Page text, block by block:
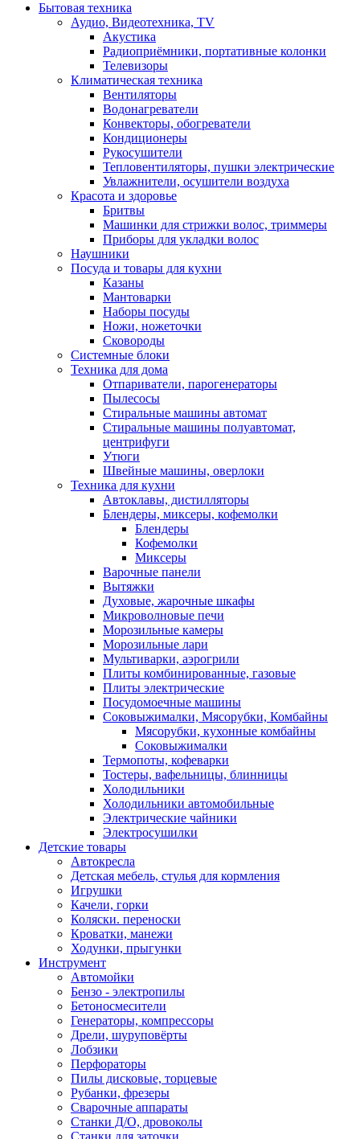
Бытовая техника
Аудио, Видеотехника, TV
Акустика
Радиоприёмники, портативные колонки
Телевизоры
Климатическая техника
Вентиляторы
Водонагреватели
Конвекторы, обогреватели
Кондиционеры
Рукосушители
Тепловентиляторы, пушки электрические
Увлажнители, осушители воздуха
Красота и здоровье
Бритвы
Машинки для стрижки волос, триммеры
Приборы для укладки волос
Наушники
Посуда и товары для кухни
Казаны
Мантоварки
Наборы посуды
Ножи, ножеточки
Сковороды
Системные блоки
Техника для дома
Отпариватели, парогенераторы
Пылесосы
Стиральные машины автомат
Стиральные машины полуавтомат,
центрифуги
Утюги
Швейные машины, оверлоки
Техника для кухни
Автоклавы, дистилляторы
Блендеры, миксеры, кофемолки
Блендеры
Кофемолки
Миксеры
Варочные панели
Вытяжки
Духовые, жарочные шкафы
Микроволновые печи
Морозильные камеры
Морозильные лари
Мультиварки, аэрогрили
Плиты комбинированные, газовые
Плиты электрические
Посудомоечные машины
Соковыжималки, Мясорубки, Комбайны
Мясорубки, кухонные комбайны
Соковыжималки
Термопоты, кофеварки
Тостеры, вафельницы, блинницы
Холодильники
Холодильники автомобильные
Электрические чайники
Электросушилки
Детские товары
Автокресла
Детская мебель, стулья для кормления
Игрушки
Качели, горки
Коляски. переноски
Кроватки, манежи
Ходунки, прыгунки
Инструмент
Автомойки
Бензо - электропилы
Бетоносмесители
Генераторы, компрессоры
Дрели, шуруповёрты
Лобзики
Перфораторы
Пилы дисковые, торцевые
Рубанки, фрезеры
Сварочные аппараты
Станки Д/О, дровоколы